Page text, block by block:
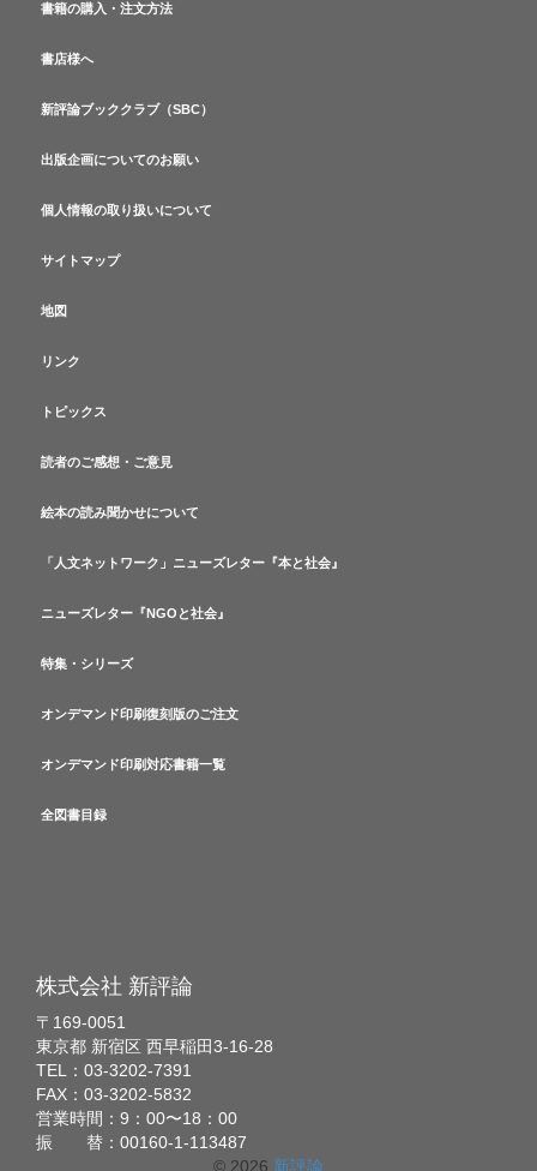
書籍の購入・注文方法
書店様へ
新評論ブッククラブ（SBC）
出版企画についてのお願い
個人情報の取り扱いについて
サイトマップ
地図
リンク
トピックス
読者のご感想・ご意見
絵本の読み聞かせについて
「人文ネットワーク」ニューズレター『本と社会』
ニューズレター『NGOと社会』
特集・シリーズ
オンデマンド印刷復刻版のご注文
オンデマンド印刷対応書籍一覧
全図書目録
株式会社 新評論
〒169-0051
東京都 新宿区 西早稲田3-16-28
TEL：03-3202-7391
FAX：03-3202-5832
営業時間：9：00〜18：00
振 替：00160-1-113487
© 2026 新評論